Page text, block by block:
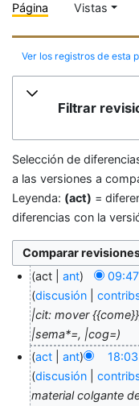
Página Vistas
Ver los registros de esta
Filtrar
Selección de
a las versiones a
Leyenda: (act) =
diferencias con la
act ant
discusión
|cit: mover
|sema*=, |cog=
act
ant
discusión
material colgante